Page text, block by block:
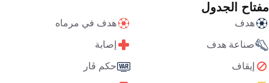
مفتاح الجدول
هدف هدف في مرماه
صناعة هدف إصابة
إيقاف حكم ڤار